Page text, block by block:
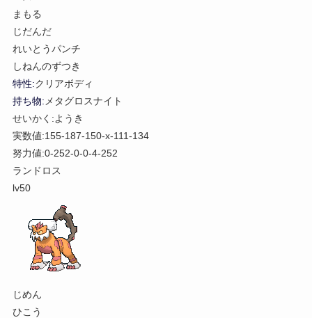
まもる
じだんだ
れいとうパンチ
しねんのずつき
特性:クリアボディ
持ち物: メタグロスナイト
せいかく:ようき
実数値:155-187-150-x-111-134
努力値:0-252-0-0-4-252
ランドロス
lv50
じめん
ひこう